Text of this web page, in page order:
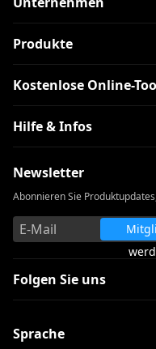
Produkte
Kostenlose Online-
Hilfe & Infos
Newsletter
Abonnieren Sie
Folgen Sie uns
Sprache